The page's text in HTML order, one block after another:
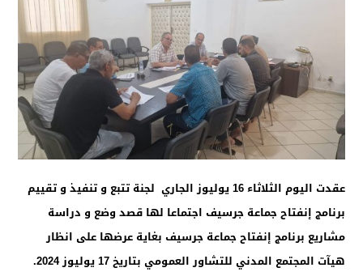
عقدت اليوم الثلاثاء 16 يوليوز الجاري لجنة تتبع و تنفيذ و تقييم
برنامج إنفتاح جماعة جرسيف اجتماعا لها قصد وضع و دراسة
مشاريع برنامج إنفتاح جماعة جرسيف بغاية عرضها على انظار
هيآت المجتمع المدني للتشاور العمومي بتاريخ 17 يوليوز 2024.